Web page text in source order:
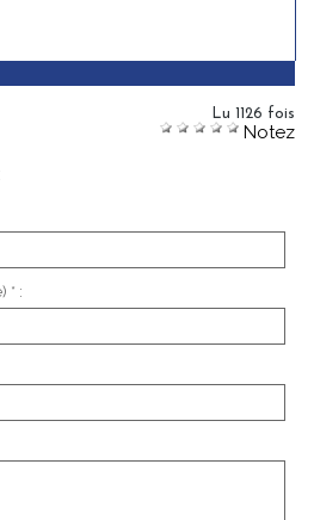
Lu 1126 fois
Notez
* :